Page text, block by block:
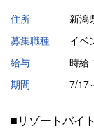
住所
新潟
募集職種
イベ
給与
時給
期間
7/17
■リゾートバイ